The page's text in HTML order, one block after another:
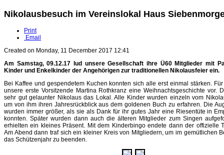
Nikolausbesuch im Vereinslokal Haus
Print
Email
Created on Monday, 11 December 2017 12:41
Am Samstag, 09.12.17 lud unsere Gesellschaft ihre Ü60 Mitglieder mit
Kinder und Enkelkinder der Angehörigen zur traditionellen Nikolausfeier ein.
Bei Kaffee und gespendetem Kuchen konnten sich alle erst einmal stärken.
unsere erste Vorsitzende Martina Rothkranz eine Weihnachtsgeschichte vor.
sehr gut gelaunter Nikolaus das Lokal. Alle Kinder wurden einzeln vom
um von ihm ihren Jahresrückblick aus dem goldenen Buch zu erfahren. Die
wurden immer größer, als sie als Dank für ihr gutes Jahr eine Riesentüte in
konnten. Später wurden dann auch die älteren Mitglieder zum Singen
erhielten ein kleines Präsent. Mit dem Kinderbingo endete dann der offizielle
Am Abend dann traf sich ein kleiner Kreis von Mitgliedern, um im gemütlichen
das Schützenjahr zu beenden.